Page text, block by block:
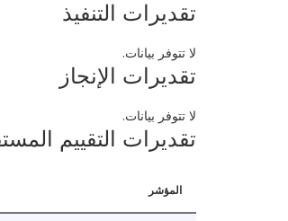
تقديرات التنفيذ
لا تتوفر بيانات.
تقديرات الإنجاز
لا تتوفر بيانات.
تقديرات التقييم
المؤشر